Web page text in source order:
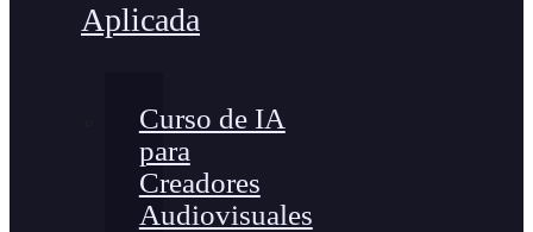
Aplicada
Curso de IA
para
Creadores
Audiovisuales